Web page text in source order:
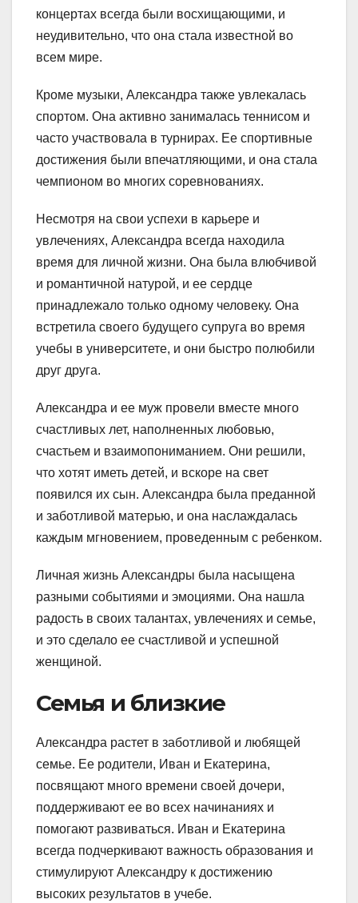
концертах всегда были восхищающими, и
неудивительно, что она стала известной во
всем мире.
Кроме музыки, Александра также увлекалась
спортом. Она активно занималась теннисом и
часто участвовала в турнирах. Ее спортивные
достижения были впечатляющими, и она стала
чемпионом во многих соревнованиях.
Несмотря на свои успехи в карьере и
увлечениях, Александра всегда находила
время для личной жизни. Она была влюбчивой
и романтичной натурой, и ее сердце
принадлежало только одному человеку. Она
встретила своего будущего супруга во время
учебы в университете, и они быстро полюбили
друг друга.
Александра и ее муж провели вместе много
счастливых лет, наполненных любовью,
счастьем и взаимопониманием. Они решили,
что хотят иметь детей, и вскоре на свет
появился их сын. Александра была преданной
и заботливой матерью, и она наслаждалась
каждым мгновением, проведенным с ребенком.
Личная жизнь Александры была насыщена
разными событиями и эмоциями. Она нашла
радость в своих талантах, увлечениях и семье,
и это сделало ее счастливой и успешной
женщиной.
Семья и близкие
Александра растет в заботливой и любящей
семье. Ее родители, Иван и Екатерина,
посвящают много времени своей дочери,
поддерживают ее во всех начинаниях и
помогают развиваться. Иван и Екатерина
всегда подчеркивают важность образования и
стимулируют Александру к достижению
высоких результатов в учебе.